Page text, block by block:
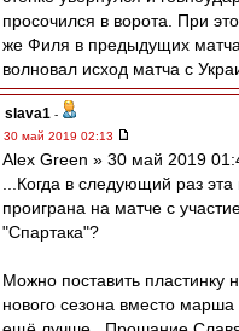
просочился в ворота. При
же Филя в предыдущих
волновал исход матча с
slava1 -
30 май 2019 02:13
Alex Green » 30 май 2019
...Когда в следующий раз
проиграна на матче с
"Спартака"?
Можно поставить пластинку
нового сезона вместо